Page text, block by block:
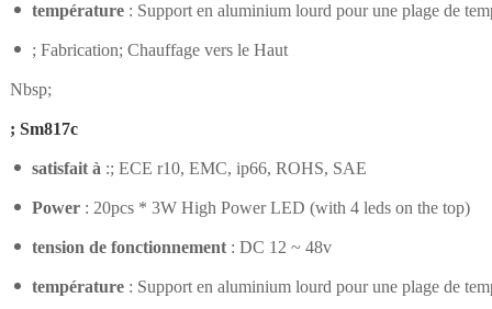
température : Support en aluminium lourd pour une plage de
; Fabrication; Chauffage vers le Haut
Nbsp;
; Sm817c
satisfait à :; ECE r10, EMC, ip66, ROHS, SAE
Power : 20pcs * 3W High Power LED (with 4 leds on the top)
tension de fonctionnement : DC 12 ~ 48v
température : Support en aluminium lourd pour une plage de